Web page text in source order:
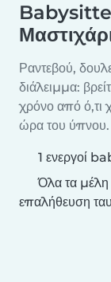
Ραντεβού,
διάλειμμα:
χρόνο από ό,τι
ώρα του ύπνου.
1 ενεργοί
Όλα τα μέλη
επαλήθευση